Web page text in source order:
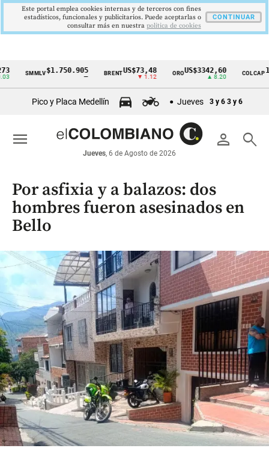
Cintillo
económicos
Colombia
SMMLV $1.750.905 BRENT US$73,48
▼ 1.12
ORO US$3342,60 COLCAP
Pico y Placa Medellín Jueves 3 y 6 3 y 6
person search
Jueves, 6 de Agosto de 2026
menu
Por asfixia y a balazos: dos
hombres fueron asesinados en
Bello
Este portal emplea cookies internas y de terceros con fines
estadísticos, funcionales y publicitarios. Puede aceptarlas o
consultar más en nuestra politica de cookies
CONTINUAR